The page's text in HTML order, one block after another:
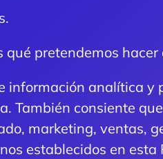
pretendemos hacer
información analítica y
También consiente
marketing, ventas,
establecidos en esta